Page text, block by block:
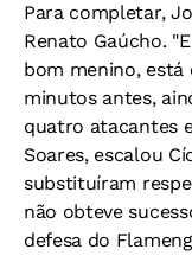
Para completar,
Renato Gaúcho.
bom menino, está
minutos antes,
quatro atacantes
Soares, escalou
substituíram
não obteve
defesa do